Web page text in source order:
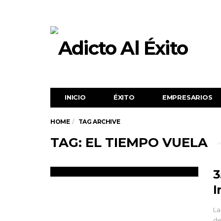
INICIO ÉXITO‬ EMPRESARIOS
HOME TAG ARCHIVE
TAG: EL TIEMPO VUELA